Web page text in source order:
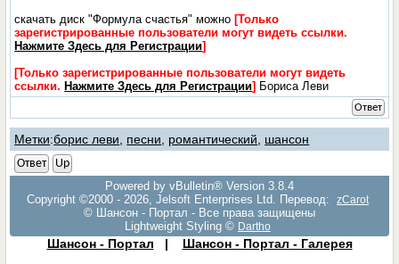
скачать диск "Формула счастья" можно [Только
зарегистрированные пользователи могут видеть ссылки.
Нажмите Здесь для Регистрации]
[Только зарегистрированные пользователи могут видеть
ссылки. Нажмите Здесь для Регистрации] Бориса Леви
Ответ
Метки:борис леви песни романтический шансон
Ответ
Up
Powered by vBulletin® Version 3.8.4
Copyright ©2000 - 2026, Jelsoft Enterprises Ltd. Перевод:
zCarot
© Шансон - Портал - Все права защищены
Lightweight Styling © Dartho
Шансон - Портал | Шансон - Портал - Галерея